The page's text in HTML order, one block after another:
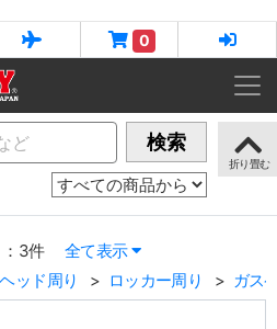
0
検索
3件
全て表示
ヘッド周り ロッカー周り ガス